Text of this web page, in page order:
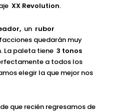
XX Revolution.
un rubor
quedarán muy
La paleta tiene 3 tonos
a todos los
elegir la que mejor nos
que recién regresamos de